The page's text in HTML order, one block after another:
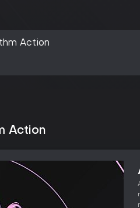
Action
Action